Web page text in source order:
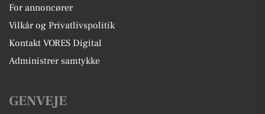
For annoncører
Vilkår og Privatlivspolitik
Kontakt VORES Digital
Administrer samtykke
GENVEJE